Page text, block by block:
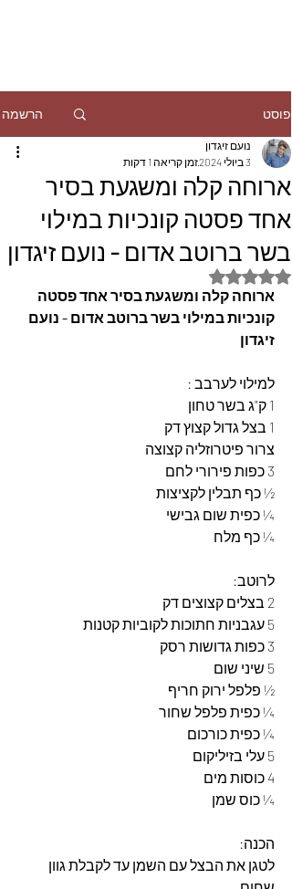
פוסט הרשמה
ארוחה קלה ומשגעת בסיר
אחד פסטה קונכיות במילוי
בשר ברוטב אדום - נועם זיגדון
נועם זיגדון
3 ביולי 2024
זמן קריאה 1 דקות
דירוג של NaN מתוך 5 כוכבים
ארוחה קלה ומשגעת בסיר אחד פסטה
קונכיות במילוי בשר ברוטב אדום - נועם
זיגדון
למילוי לערבב :
1 ק"ג בשר טחון
1 בצל גדול קצוץ דק
צרור פיטרוזליה קצוצה
3 כפות פירורי לחם
½ כף תבלין לקציצות
¼ כפית שום גבישי
¼ כף מלח
לרוטב:
2 בצלים קצוצים דק
5 עגבניות חתוכות לקוביות קטנות
3 כפות גדושות רסק
5 שיני שום
½ פלפל ירוק חריף
¼ כפית פלפל שחור
¼ כפית כורכום
5 עלי בזיליקום
4 כוסות מים
¼ כוס שמן
הכנה:
לטגן את הבצל עם השמן עד לקבלת גוון